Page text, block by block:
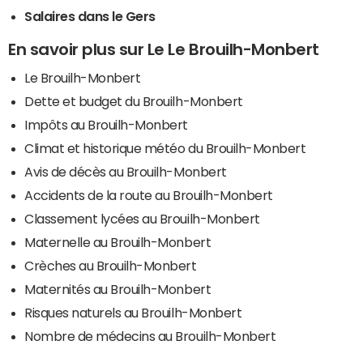
Salaires dans le Gers
En savoir plus sur Le Le Brouilh-Monbert
Le Brouilh-Monbert
Dette et budget du Brouilh-Monbert
Impôts au Brouilh-Monbert
Climat et historique météo du Brouilh-Monbert
Avis de décès au Brouilh-Monbert
Accidents de la route au Brouilh-Monbert
Classement lycées au Brouilh-Monbert
Maternelle au Brouilh-Monbert
Crèches au Brouilh-Monbert
Maternités au Brouilh-Monbert
Risques naturels au Brouilh-Monbert
Nombre de médecins au Brouilh-Monbert